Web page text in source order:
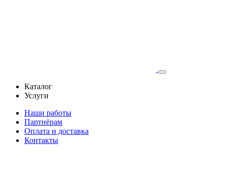
Каталог
Услуги
Наши работы
Партнёрам
Оплата и доставка
Контакты